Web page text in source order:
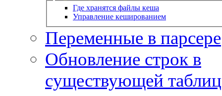
Где хранятся файлы кеша
Управление кешированием
Переменные в парсере
Обновление строк в
существующей